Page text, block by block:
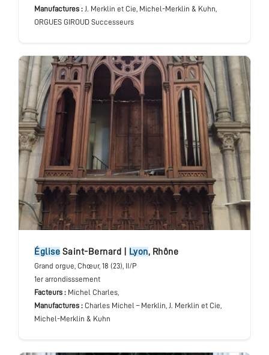
Manufactures : J. Merklin et Cie, Michel-Merklin & Kuhn,
ORGUES GIROUD Successeurs
église Saint-Bernard Lyon, Rhône
Grand orgue, Chœur, 18 (23), II/P
1er arrondisssement
Facteurs : Michel Charles,
Manufactures : Charles Michel – Merklin, J. Merklin et Cie,
Michel-Merklin & Kuhn